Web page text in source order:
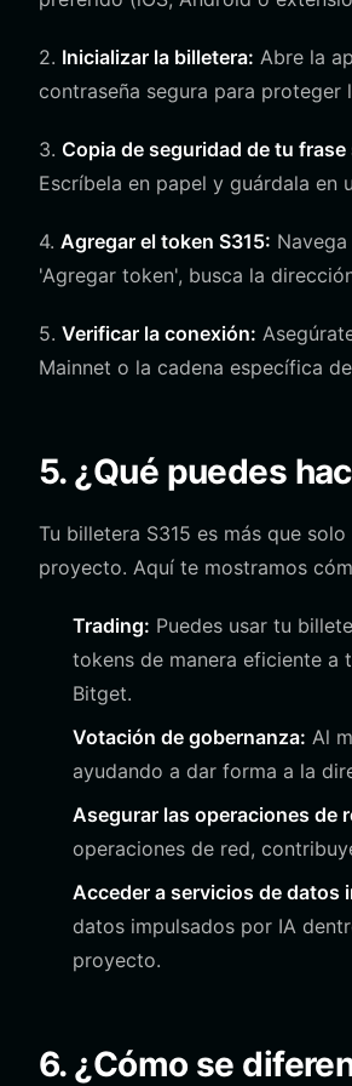
2. Inicializar la billetera: Abre la
contraseña segura para proteger
3. Copia de seguridad de tu frase
Escríbela en papel y guárdala en
4. Agregar el token S315:
'Agregar token', busca la
5. Verificar la conexión:
Mainnet o la cadena específica
5. ¿Qué puedes
Tu billetera S315 es más que
proyecto. Aquí te mostramos
Trading: Puedes usar tu
tokens de manera eficiente a
Bitget.
Votación de gobernanza: Al
ayudando a dar forma a la
Asegurar las operaciones de
operaciones de red,
Acceder a servicios de datos
datos impulsados por IA
proyecto.
6. ¿Cómo se